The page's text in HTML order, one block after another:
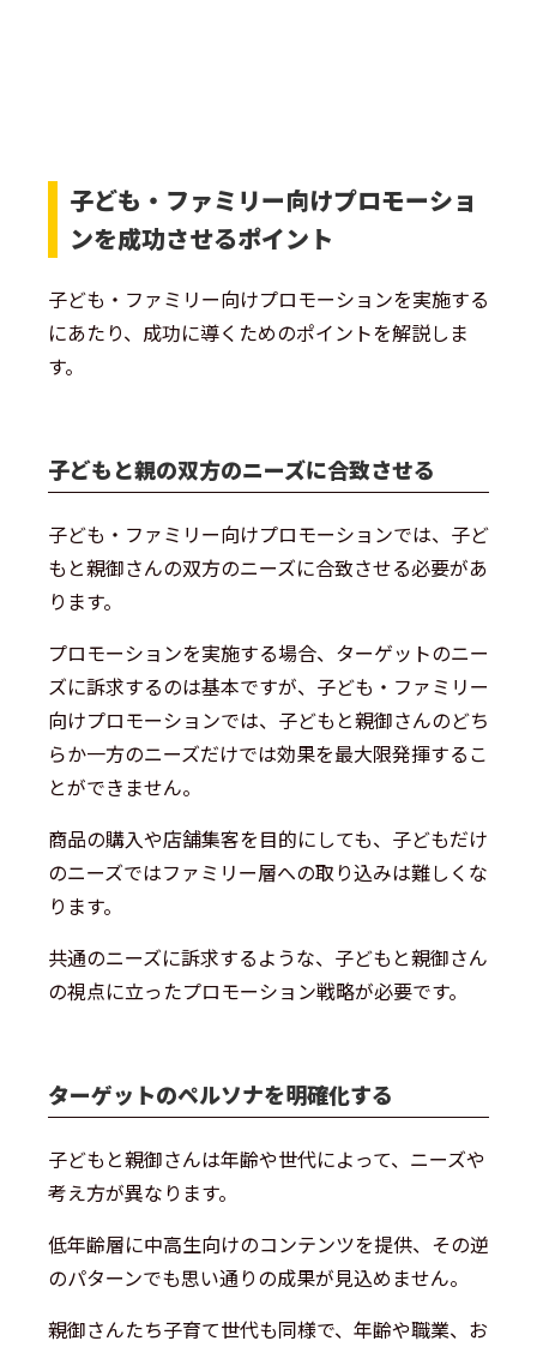
子ども・ファミリー向けプロモーショ
ンを成功させるポイント
子ども・ファミリー向けプロモーションを実施する
にあたり、成功に導くためのポイントを解説しま
す。
子どもと親の双方のニーズに合致させる
子ども・ファミリー向けプロモーションでは、子ど
もと親御さんの双方のニーズに合致させる必要があ
ります。
プロモーションを実施する場合、ターゲットのニー
ズに訴求するのは基本ですが、子ども・ファミリー
向けプロモーションでは、子どもと親御さんのどち
らか一方のニーズだけでは効果を最大限発揮するこ
とができません。
商品の購入や店舗集客を目的にしても、子どもだけ
のニーズではファミリー層への取り込みは難しくな
ります。
共通のニーズに訴求するような、子どもと親御さん
の視点に立ったプロモーション戦略が必要です。
ターゲットのペルソナを明確化する
子どもと親御さんは年齢や世代によって、ニーズや
考え方が異なります。
低年齢層に中高生向けのコンテンツを提供、その逆
のパターンでも思い通りの成果が見込めません。
親御さんたち子育て世代も同様で、年齢や職業、お